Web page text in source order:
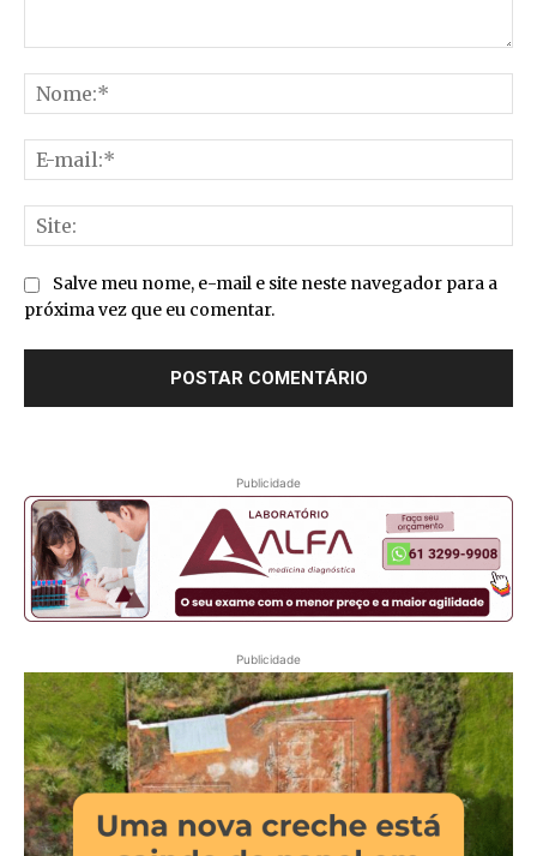
Salve meu nome, e-mail e site neste navegador para a
próxima vez que eu comentar.
Publicidade
Publicidade